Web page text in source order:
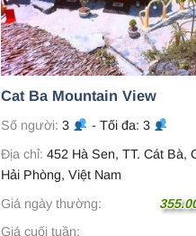
Cat Ba Mountain View
Số người: 3
- Tối đa: 3
Địa chỉ: 452 Hà Sen, TT. Cát Bà,
Hải Phòng, Việt Nam
Giá ngày thường:
Giá cuối tuần: